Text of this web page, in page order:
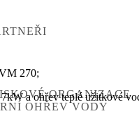
ORGANIZACE
OHŘEV VODY
270;
a ohřev teplé užitkové